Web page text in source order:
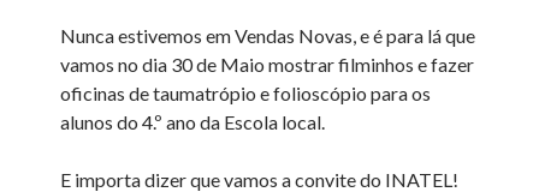
Nunca estivemos em Vendas Novas, e é para lá que
vamos no dia 30 de Maio mostrar filminhos e fazer
oficinas de taumatrópio e folioscópio para os
alunos do 4.º ano da Escola local.
E importa dizer que vamos a convite do INATEL!